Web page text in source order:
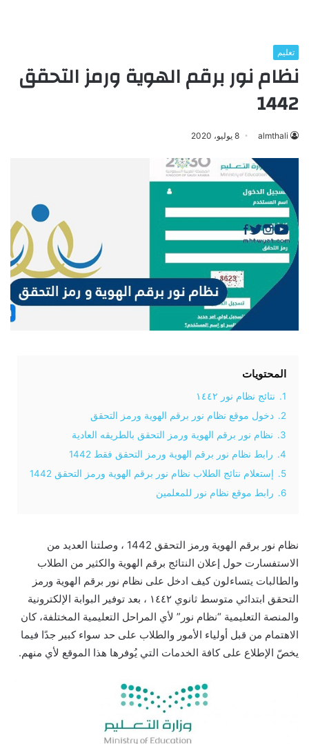
تعليم
نظام نور برقم الهوية ورمز التحقق
1442
almthali 8 يوليو، 2020
المحتويات
1.
نتائج نظام نور ١٤٤٢
2.
دخول موقع نظام نور برقم الهوية ورمز التحقق
3.
نظام نور برقم الهوية ورمز التحقق بالطريقه العادية
4.
رابط نظام نور برقم الهوية ورمز التحقق فقط 1442
5.
إستعلام نتائج الطلاب نظام نور برقم الهوية ورمز التحقق 1442
6.
رابط موقع نظام نور للمعلمين
نظام نور برقم الهوية ورمز التحقق 1442 ، وصلتنا العديد من
الاستفسارت حول إعلان النتائج برقم الهوية والكثير من الطلاب
والطالبات يتساءلون كيف ادخل على نظام نور برقم الهوية ورمز
التحقق ابتدائي متوسط ثانوي ١٤٤٢ ، بعد توفير البوابة الإلكترونية
والمنصة التعليمية “نظام نور” لأي المراحل التعليمية المختلفة، كان
الاهتمام من قبل أولياء الأمور والطلاب على حد سواء كبير جدًا فيما
يخصّ الإطلاع على كافة الخدمات التي يُوفرها هذا الموقع لأي منهم.